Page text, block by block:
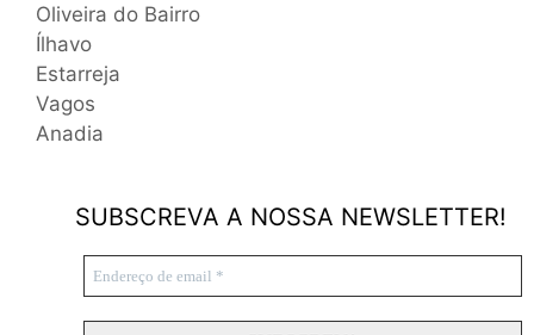
Oliveira do Bairro
Ílhavo
Estarreja
Vagos
Anadia
SUBSCREVA A NOSSA NEWSLETTER!